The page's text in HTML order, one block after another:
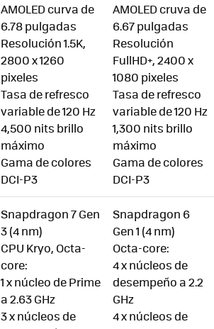
AMOLED curva de
6.78 pulgadas
Resolución 1.5K,
2800 x 1260
pixeles
Tasa de refresco
variable de 120 Hz
4,500 nits brillo
máximo
Gama de colores
DCI-P3
AMOLED cruva de
6.67 pulgadas
Resolución
FullHD+, 2400 x
1080 pixeles
Tasa de refresco
variable de 120 Hz
1,300 nits brillo
máximo
Gama de colores
DCI-P3
Snapdragon 7 Gen
3 (4 nm)
CPU Kryo, Octa-
core:
1 x núcleo de Prime
a 2.63 GHz
3 x núcleos de
Snapdragon 6
Gen 1 (4 nm)
Octa-core:
4 x núcleos de
desempeño a 2.2
GHz
4 x núcleos de